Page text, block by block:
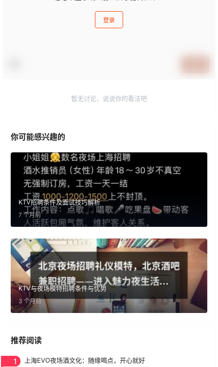
登录
暂无讨论，说说你的看法吧
你可能感兴趣的
KTV招聘条件及面试技巧解析
7 个月前
KTV与夜场模特招聘条件与优势
3 个月前
推荐阅读
1 上海EVO夜场酒文化：随缘喝点，开心就好